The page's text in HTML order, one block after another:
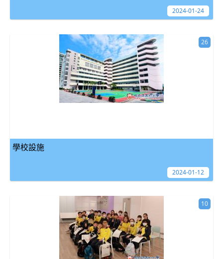
2024-01-24
學校設施
26
2024-01-12
10